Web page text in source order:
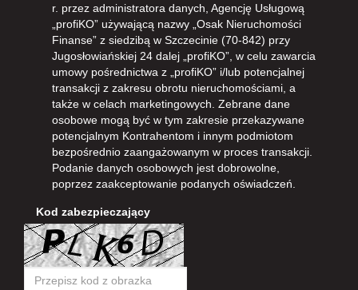
r. przez administratora danych, Agencję Usługową
„profiKO” używającą nazwy „Osak Nieruchomości
Finanse” z siedzibą w Szczecinie (70-842) przy
Jugosłowiańskiej 24 dalej „profiKO”, w celu zawarcia
umowy pośrednictwa z „profiKO” i/lub potencjalnej
transakcji z zakresu obrotu nieruchomościami, a
także w celach marketingowych. Zebrane dane
osobowe mogą być w tym zakresie przekazywane
potencjalnym Kontrahentom i innym podmiotom
bezpośrednio zaangażowanym w proces transakcji.
Podanie danych osobowych jest dobrowolne,
poprzez zaakceptowanie podanych oświadczeń.
Kod zabezpieczający